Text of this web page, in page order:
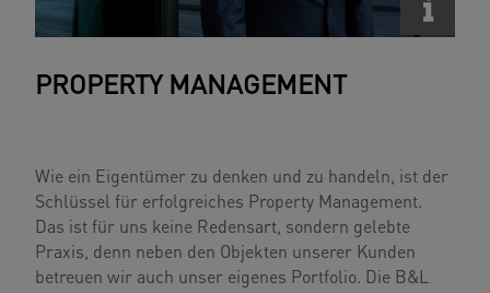
PROPERTY MANAGEMENT
Wie ein Eigentümer zu denken und zu handeln, ist der
Schlüssel für erfolgreiches Property Management.
Das ist für uns keine Redensart, sondern gelebte
Praxis, denn neben den Objekten unserer Kunden
betreuen wir auch unser eigenes Portfolio. Die B&L